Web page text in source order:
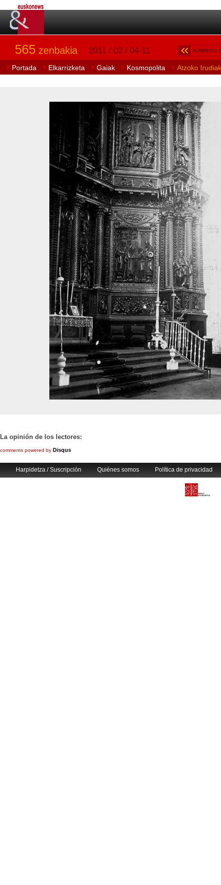
565 zenbakia 2011 / 02 / 04-11 AURREKO
Portada Elkarrizketa Gaiak Kosmopolita Atzoko Irudiak
La opinión de los lectores:
comments powered by Disqus
Harpidetza / Suscripción Quiénes somos Política de privacidad